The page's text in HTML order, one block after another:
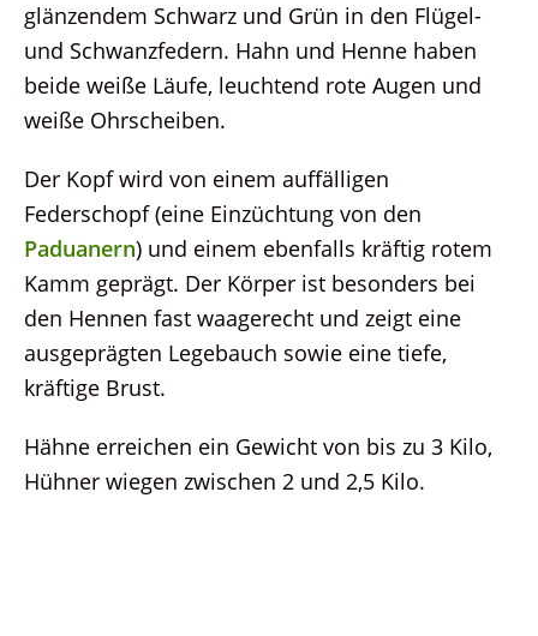
glänzendem Schwarz und Grün in den Flügel-
und Schwanzfedern. Hahn und Henne haben
beide weiße Läufe, leuchtend rote Augen und
weiße Ohrscheiben.
Der Kopf wird von einem auffälligen
Federschopf (eine Einzüchtung von den
Paduanern) und einem ebenfalls kräftig rotem
Kamm geprägt. Der Körper ist besonders bei
den Hennen fast waagerecht und zeigt eine
ausgeprägten Legebauch sowie eine tiefe,
kräftige Brust.
Hähne erreichen ein Gewicht von bis zu 3 Kilo,
Hühner wiegen zwischen 2 und 2,5 Kilo.